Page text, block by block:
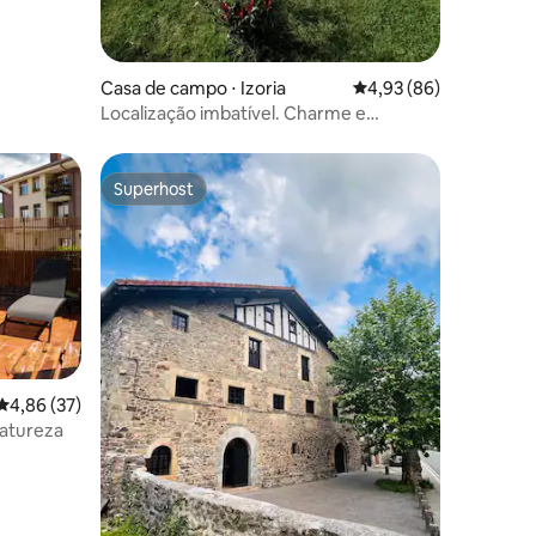
Casa de campo ⋅ Izoria 4,93 de uma
4,93 (86)
Localização imbatível. Charme e
de uma avaliação média de 5, 37 avaliações
4,86 (37)
Superhost
Superhost